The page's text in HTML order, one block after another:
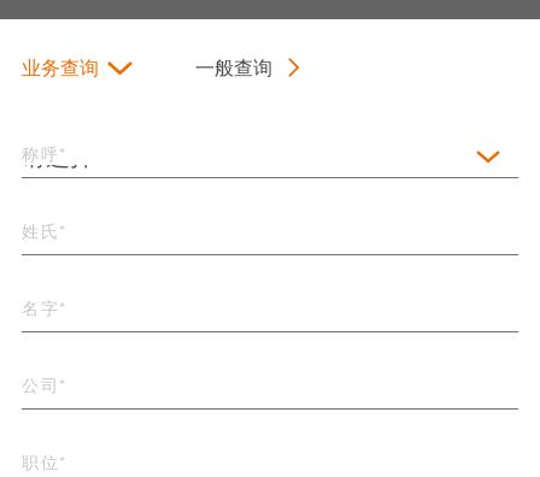
业务查询 一般查询
称呼*
姓氏*
名字*
公司*
职位*